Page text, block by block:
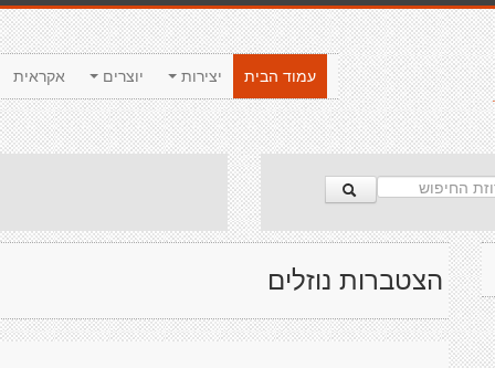
אקראית יוצרים יצירות
עמוד הבית
הצטברות נוזלים